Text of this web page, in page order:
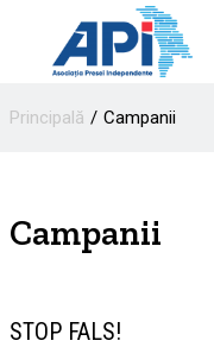
Principală Campanii
Campanii
STOP FALS!